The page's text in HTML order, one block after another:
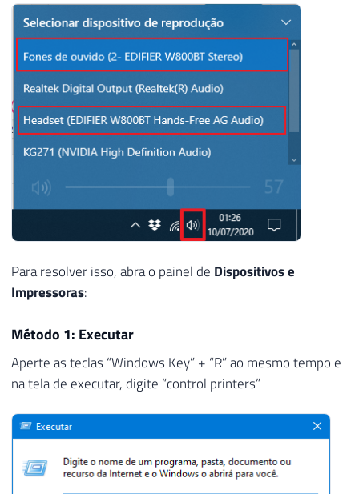
Para resolver isso, abra o painel de Dispositivos e
Impressoras:
Método 1: Executar
Aperte as teclas “Windows Key” + “R” ao mesmo tempo e
na tela de executar, digite “control printers”